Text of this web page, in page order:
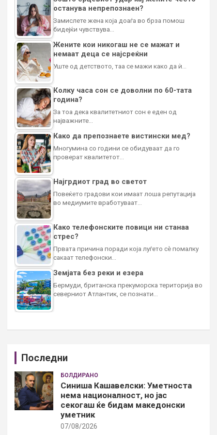
останува непрепознаен?
Замислете жена која доаѓа во брза помош
бидејќи чувствува…
Жените кои никогаш не се мажат и
немаат деца се најсреќни
Уште од детството, таа се мажи како да ѝ…
Колку часа сон се доволни по 60-тата
година?
За тоа дека квалитетниот сон е еден од
најважните…
Како да препознаете вистински мед?
Многумина со години се обидуваат да го
проверат квалитетот…
Најгрдиот град во светот
Повеќето градови кои имаат лоша репутација
во медиумите вработуваат…
Како телефонските повици ни станаа
стрес?
Првата причина поради која луѓето сè помалку
сакаат телефонски…
Земјата без реки и езера
Бермуди, британска прекуморска територија во
северниот Атлантик, се познати…
Последни
БОЛДИРАНО
Синиша Кашавелски: Уметноста
нема националност, но јас
секогаш ќе бидам македонски
уметник
07/08/2026